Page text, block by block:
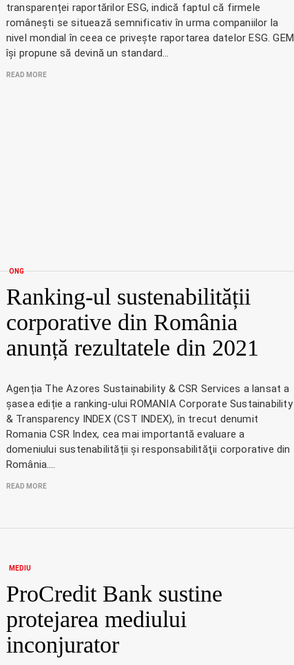
transparenței raportărilor ESG, indică faptul că firmele
românești se situează semnificativ în urma companiilor la
nivel mondial în ceea ce privește raportarea datelor ESG. GEM
își propune să devină un standard…
READ MORE
ONG
Ranking-ul sustenabilității
corporative din România
anunță rezultatele din 2021
Agenția The Azores Sustainability & CSR Services a lansat a
șasea ediție a ranking-ului ROMANIA Corporate Sustainability
& Transparency INDEX (CST INDEX), în trecut denumit
Romania CSR Index, cea mai importantă evaluare a
domeniului sustenabilității și responsabilităţii corporative din
România.…
READ MORE
MEDIU
ProCredit Bank sustine
protejarea mediului
inconjurator